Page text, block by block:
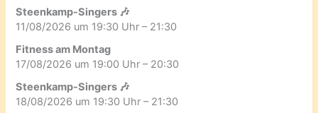
Steenkamp-Singers 🎶
11/08/2026 um 19:30 Uhr – 21:30
Fitness am Montag
17/08/2026 um 19:00 Uhr – 20:30
Steenkamp-Singers 🎶
18/08/2026 um 19:30 Uhr – 21:30